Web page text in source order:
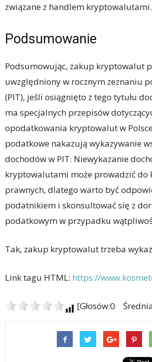
związane z handlem kryptowalutami.
Podsumowanie
Podsumowując, zakup kryptowalut
uwzględniony w rocznym zeznaniu
(PIT), jeśli osiągnięto z tego tytułu
ma specjalnych przepisów
opodatkowania kryptowalut w
podatkowe nakazują wykazywanie
dochodów w PIT. Niewykazanie
kryptowalutami może prowadzić do
prawnych, dlatego warto być
podatnikiem i skonsultować się z
podatkowym w przypadku
Tak, zakup kryptowalut trzeba
Link tagu HTML: https://
[Głosów:0